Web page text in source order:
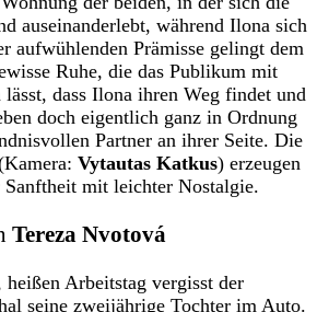
auseinanderlebt, während Ilona sich
aufwühlenden Prämisse gelingt dem
Ruhe, die das Publikum mit
dass Ilona ihren Weg findet und
doch eigentlich ganz in Ordnung
Partner an ihrer Seite. Die
Vytautas Katkus) erzeugen
Sanftheit mit leichter Nostalgie.
Tereza Nvotová
heißen Arbeitstag vergisst der
seine zweijährige Tochter im Auto.